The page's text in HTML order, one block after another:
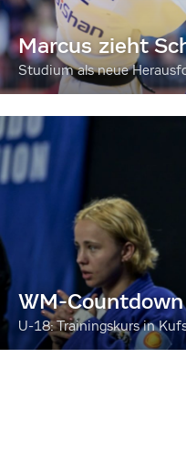
Marcus zieht
Studium als neue
WM-
U-18: Trainingskurs in